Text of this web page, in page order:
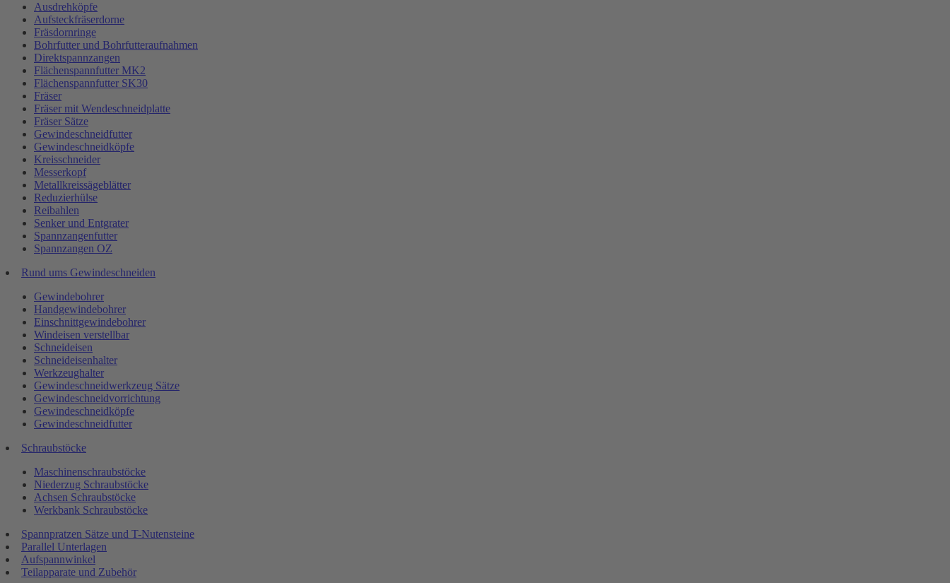
Ausdrehköpfe
Aufsteckfräserdorne
Fräsdornringe
Bohrfutter und Bohrfutteraufnahmen
Direktspannzangen
Flächenspannfutter MK2
Flächenspannfutter SK30
Fräser
Fräser mit Wendeschneidplatte
Fräser Sätze
Gewindeschneidfutter
Gewindeschneidköpfe
Kreisschneider
Messerkopf
Metallkreissägeblätter
Reduzierhülse
Reibahlen
Senker und Entgrater
Spannzangenfutter
Spannzangen OZ
Rund ums Gewindeschneiden
Gewindebohrer
Handgewindebohrer
Einschnittgewindebohrer
Windeisen verstellbar
Schneideisen
Schneideisenhalter
Werkzeughalter
Gewindeschneidwerkzeug Sätze
Gewindeschneidvorrichtung
Gewindeschneidköpfe
Gewindeschneidfutter
Schraubstöcke
Maschinenschraubstöcke
Niederzug Schraubstöcke
Achsen Schraubstöcke
Werkbank Schraubstöcke
Spannpratzen Sätze und T-Nutensteine
Parallel Unterlagen
Aufspannwinkel
Teilapparate und Zubehör